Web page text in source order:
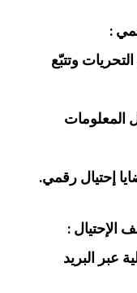
:
وتتبّع
المعلومات
إحتيال رقمي.
:
عبر البريد